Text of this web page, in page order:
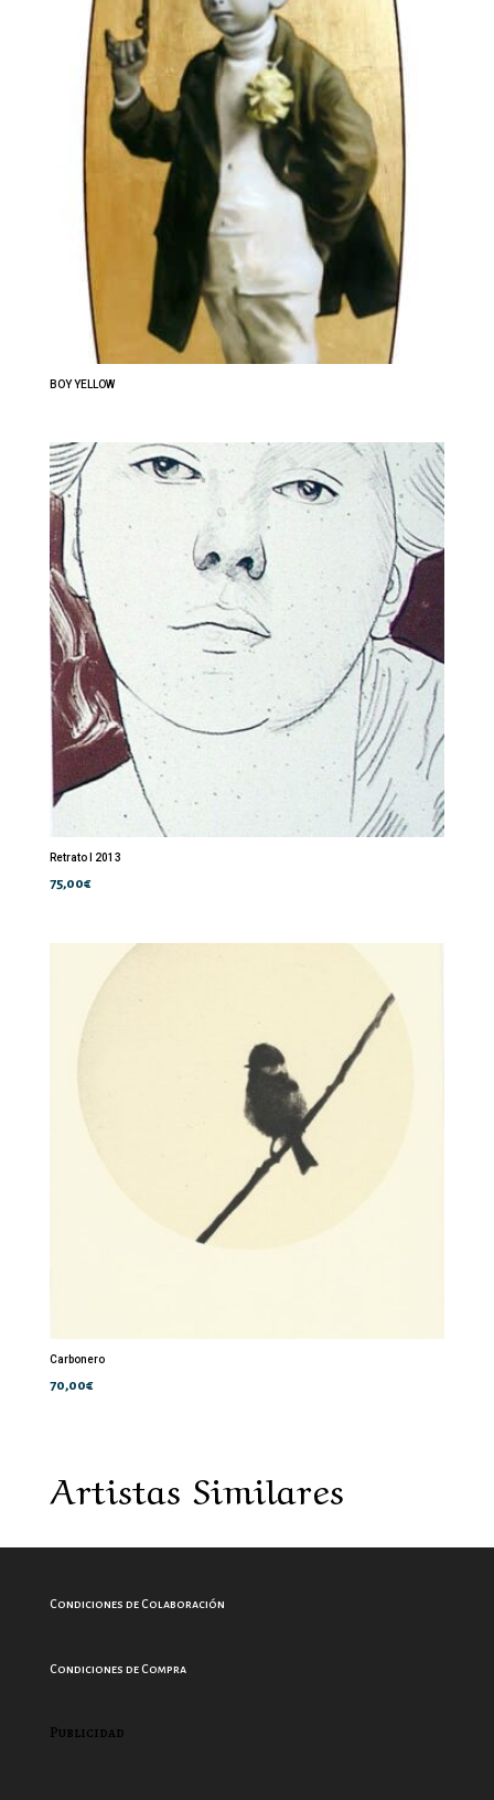
BOY YELLOW
Retrato I 2013
75,00€
Carbonero
70,00€
Artistas Similares
Condiciones de Colaboración
Condiciones de Compra
Publicidad